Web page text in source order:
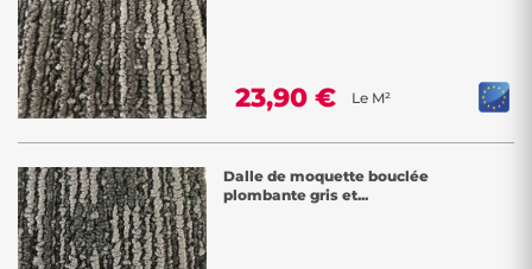
23,90 € Le M²
Dalle de moquette bouclée
plombante gris et...